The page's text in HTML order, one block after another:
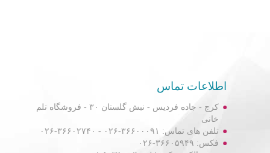
اطلاعات تماس
کرج - جاده فردیس - نبش گلستان ۳۰ - فروشگاه تلم
خانی
تلفن های تماس: ۳۶۶۰۰۰۹۱-۰۲۶ - ۳۶۶۰۲۷۴۰-۰۲۶
فکس: ۳۶۶۰۵۹۴۹-۰۲۶